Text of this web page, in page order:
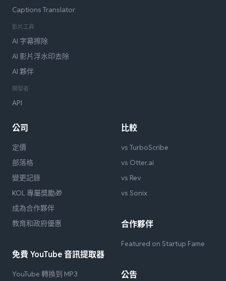
Captions Translator
影片工具
AI 字幕擦除
AI 影片浮水印去除
AI 夥伴
開發者
API
公司
定價
部落格
變更記錄
KOL 專屬獎勵🎁
成為合作夥伴
教育和政府優惠
免費 YouTube 音訊提取器
YouTube 轉換到 MP3
比較
vs TurboScribe
vs Otter.ai
vs Rev
vs Sonix
合作夥伴
Featured on Startup Fame
公告